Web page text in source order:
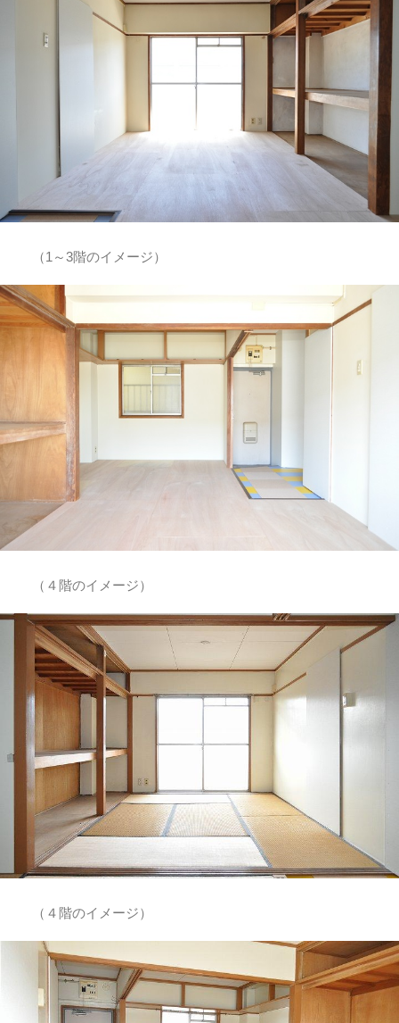
（1～3階のイメージ）
（４階のイメージ）
（４階のイメージ）